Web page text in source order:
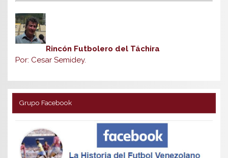
Rincón Futbolero del Táchira
Por: Cesar Semidey.
Grupo Facebook